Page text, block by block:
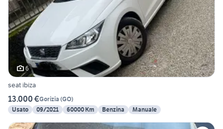
6
seat ibiza
13.000 €Gorizia (GO)
Usato
09/2021 60000 Km Benzina Manuale